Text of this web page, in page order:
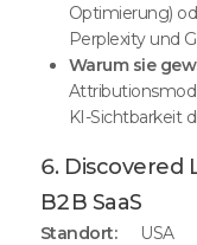
Optimierung)
Perplexity und
Warum sie
KI-Sichtbarkeit
6. Discovered
B2B SaaS
Standort:USA